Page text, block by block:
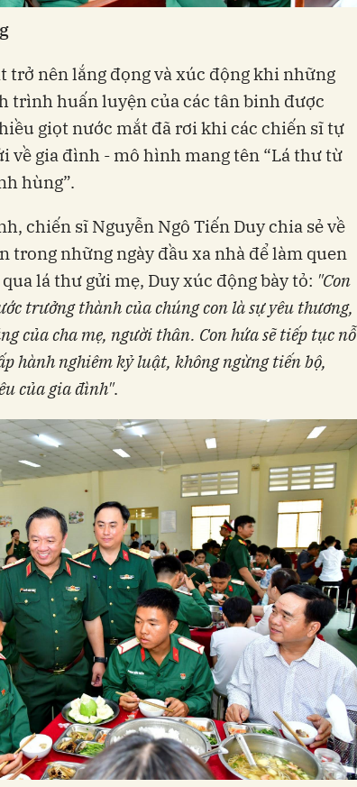
trở nên lắng đọng và xúc động khi những
trình huấn luyện của các tân binh được
giọt nước mắt đã rơi khi các chiến sĩ tự
về gia đình - mô hình mang tên “Lá thư từ
hùng”.
chiến sĩ Nguyễn Ngô Tiến Duy chia sẻ về
trong những ngày đầu xa nhà để làm quen
lá thư gửi mẹ, Duy xúc động bày tỏ: "Con
trưởng thành của chúng con là sự yêu thương,
của cha mẹ, người thân. Con hứa sẽ tiếp tục nỗ
hành nghiêm kỷ luật, không ngừng tiến bộ,
của gia đình".